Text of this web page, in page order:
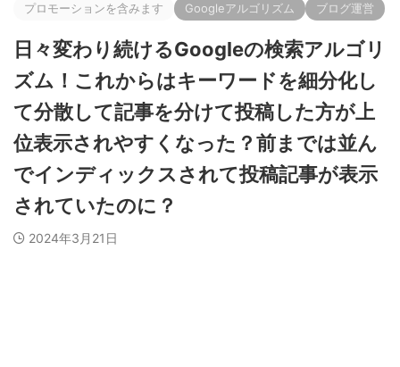
プロモーションを含みます Googleアルゴリズム ブログ運営
日々変わり続けるGoogleの検索アルゴリ
ズム！これからはキーワードを細分化し
て分散して記事を分けて投稿した方が上
位表示されやすくなった？前までは並ん
でインディックスされて投稿記事が表示
されていたのに？
2024年3月21日